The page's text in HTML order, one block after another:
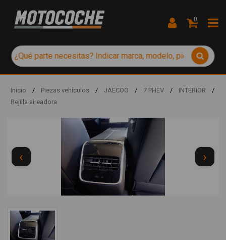
0
Inicio / Piezas vehículos / JAECOO / 7 PHEV / INTERIOR
/
Rejilla aireadora
‹ ›